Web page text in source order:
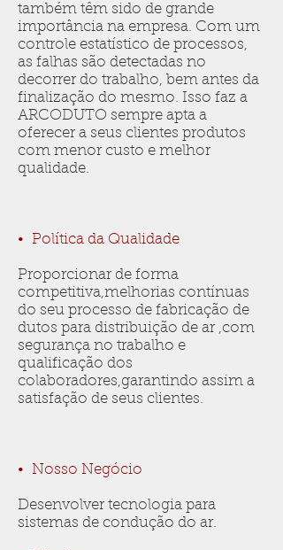
também têm sido de grande
importância na empresa. Com um
controle estatístico de processos,
as falhas são detectadas no
decorrer do trabalho, bem antes da
finalização do mesmo. Isso faz a
ARCODUTO sempre apta a
oferecer a seus clientes produtos
com menor custo e melhor
qualidade.
• Política da Qualidade
Proporcionar de forma
competitiva,melhorias contínuas
do seu processo de fabricação de
dutos para distribuição de ar ,com
segurança no trabalho e
qualificação dos
colaboradores,garantindo assim a
satisfação de seus clientes.
• Nosso Negócio
Desenvolver tecnologia para
sistemas de condução do ar.